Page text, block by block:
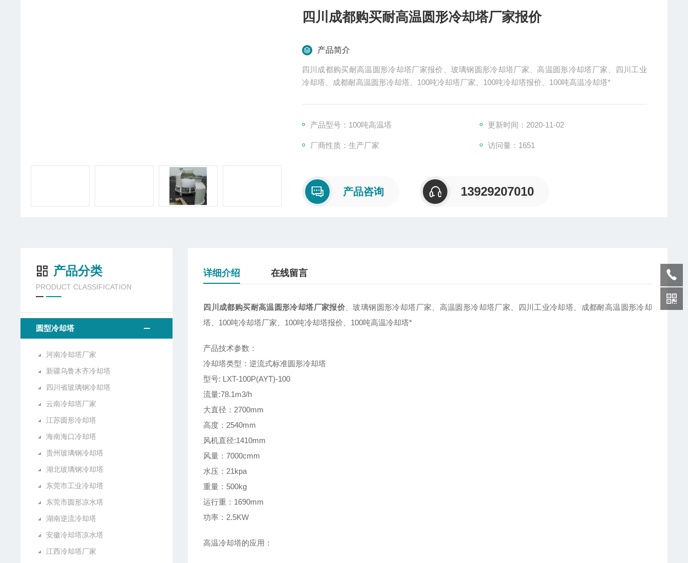
四川成都购买耐高温圆形冷却塔厂家报价
产品简介
四川成都购买耐高温圆形冷却塔厂家报价、玻璃钢圆形冷却塔厂家、高温圆形冷却塔厂家、四川工业
冷却塔、成都耐高温圆形冷却塔、100吨冷却塔厂家、100吨冷却塔报价、100吨高温冷却塔*
产品型号：100吨高温塔 更新时间：2020-11-02
厂商性质：生产厂家 访问量：1651
产品咨询 13929207010
产品分类
PRODUCT CLASSIFICATION
圆型冷却塔
河南冷却塔厂家
新疆乌鲁木齐冷却塔
四川省玻璃钢冷却塔
云南冷却塔厂家
江苏圆形冷却塔
海南海口冷却塔
贵州玻璃钢冷却塔
湖北玻璃钢冷却塔
东莞市工业冷却塔
东莞市圆形凉水塔
湖南逆流冷却塔
安徽冷却塔凉水塔
江西冷却塔厂家
详细介绍 在线留言
四川成都购买耐高温圆形冷却塔厂家报价 、玻璃钢圆形冷却塔厂家、高温圆形冷却塔厂家、四川工业冷却塔、成都耐高温圆形冷却
塔、100吨冷却塔厂家、100吨冷却塔报价、100吨高温冷却塔*
产品技术参数：
冷却塔类型：逆流式标准圆形冷却塔
型号: LXT-100P(AYT)-100
流量:78.1m3/h
大直径：2700mm
高度：2540mm
风机直径:1410mm
风量：7000cmm
水压：21kpa
重量：500kg
运行重：1690mm
功率：2.5KW
高温冷却塔的应用：